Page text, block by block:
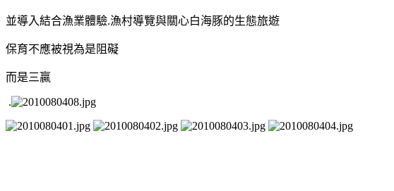
並導入結合漁業體驗.漁村導覽與關心白海豚的生態旅遊
保育不應被視為是阻礙
而是三贏
.